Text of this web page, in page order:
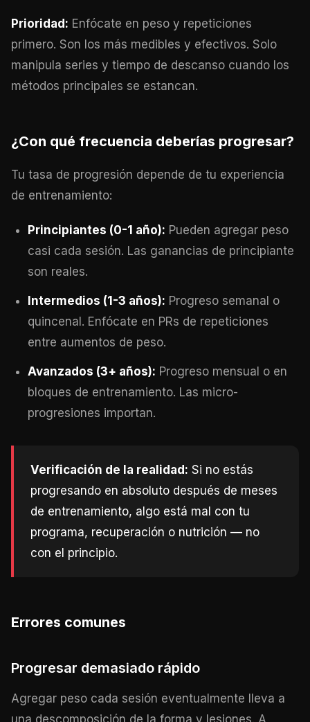
Prioridad: Enfócate en peso y repeticiones
primero. Son los más medibles y efectivos. Solo
manipula series y tiempo de descanso cuando los
métodos principales se estancan.
¿Con qué frecuencia deberías progresar?
Tu tasa de progresión depende de tu experiencia
de entrenamiento:
Principiantes (0-1 año): Pueden agregar peso
casi cada sesión. Las ganancias de principiante
son reales.
Intermedios (1-3 años): Progreso semanal o
quincenal. Enfócate en PRs de repeticiones
entre aumentos de peso.
Avanzados (3+ años): Progreso mensual o en
bloques de entrenamiento. Las micro-
progresiones importan.
Verificación de la realidad: Si no estás
progresando en absoluto después de meses
de entrenamiento, algo está mal con tu
programa, recuperación o nutrición — no
con el principio.
Errores comunes
Progresar demasiado rápido
Agregar peso cada sesión eventualmente lleva a
una descomposición de la forma y lesiones. A